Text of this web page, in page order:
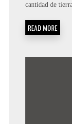
cantidad de
READ MORE